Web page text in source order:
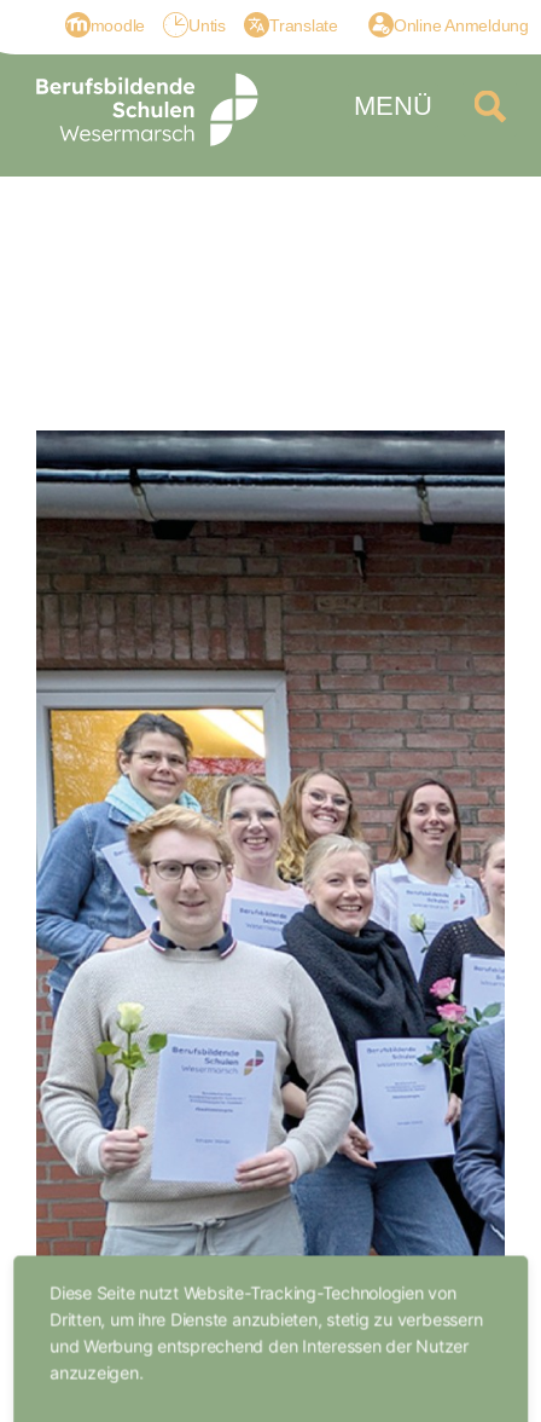
moodle Untis Translate Online Anmeldung
MENÜ
Diese Seite nutzt Website-Tracking-Technologien von
Dritten, um ihre Dienste anzubieten, stetig zu verbessern
und Werbung entsprechend den Interessen der Nutzer
anzuzeigen.